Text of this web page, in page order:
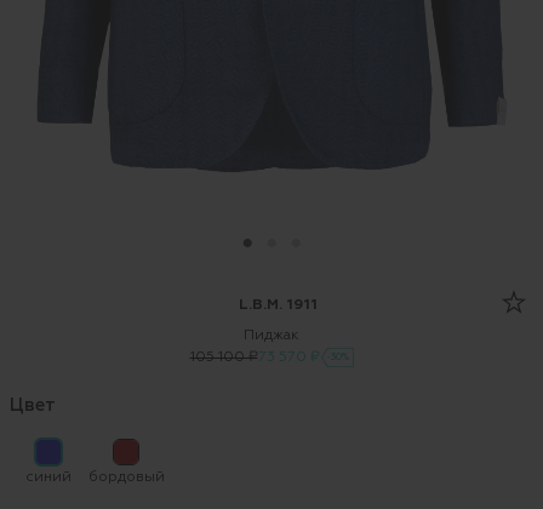
L.B.M. 1911
Пиджак
105 100 ₽73 570 ₽ -30%
Цвет
синий бордовый